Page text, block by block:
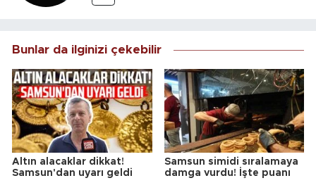
Bunlar da ilginizi çekebilir
Altın alacaklar dikkat!
Samsun'dan uyarı geldi
Samsun simidi sıralamaya
damga vurdu! İşte puanı